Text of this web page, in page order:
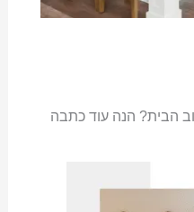
הבית? הנה עוד כתבה